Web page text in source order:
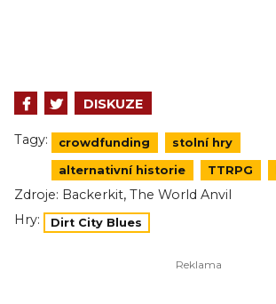
DISKUZE
Tagy: crowdfunding stolní hry
alternativní historie TTRPG
Zdroje: Backerkit, The World Anvil
Hry:
Dirt City Blues